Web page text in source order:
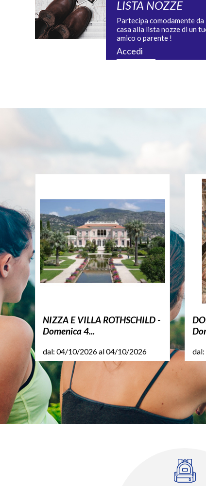
LISTA NOZZE
Partecipa comodamente da
casa alla lista nozze di un
amico o parente !
Accedi
NIZZA E VILLA ROTHSCHILD -
Domenica 4...
dal: 04/10/2026 al 04/10/2026